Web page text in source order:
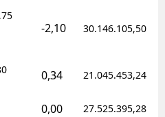
-2,10 30.146.105,50
0,34 21.045.453,24
0,00 27.525.395,28